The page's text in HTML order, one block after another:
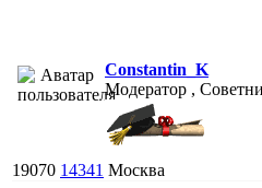
Constantin_K
Модератор ,
19070 14341 Москва